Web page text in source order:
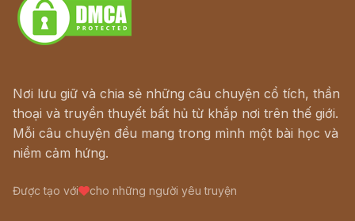
Nơi lưu giữ và chia sẻ những câu chuyện cổ tích, thần
thoại và truyền thuyết bất hủ từ khắp nơi trên thế giới.
Mỗi câu chuyện đều mang trong mình một bài học và
niềm cảm hứng.
Được tạo với cho những người yêu truyện